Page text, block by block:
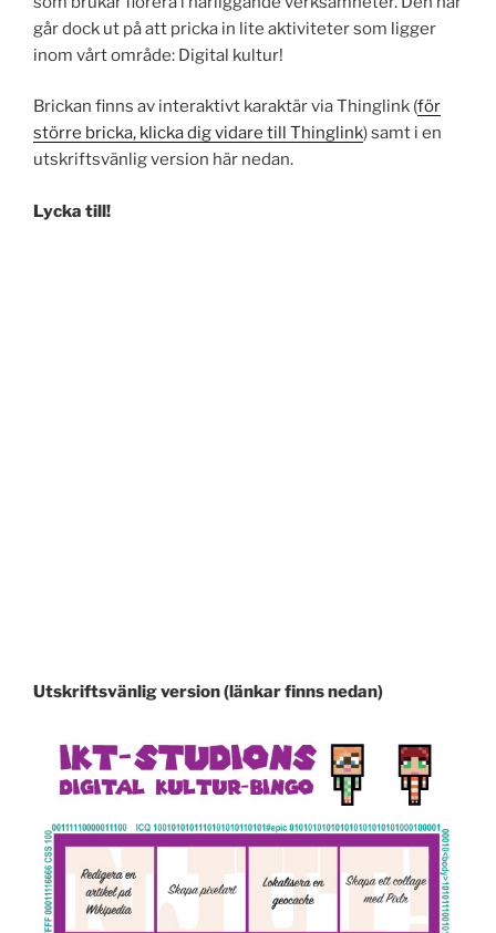
går dock ut på att pricka in lite aktiviteter som ligger
inom vårt område: Digital kultur!
Brickan finns av interaktivt karaktär via Thinglink (för
större bricka, klicka dig vidare till Thinglink) samt i en
utskriftsvänlig version här nedan.
Lycka till!
Utskriftsvänlig version (länkar finns nedan)